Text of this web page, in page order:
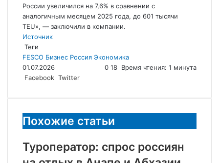
России увеличился на 7,6% в сравнении с
аналогичным месяцем 2025 года, до 601 тысячи
TEU», — заключили в компании.
Источник
Теги
FESCO Бизнес Россия Экономика
01.07.2026
0 18 Время чтения: 1 минута
Facebook Twitter
электронную
Похожие статьи
Туроператор: спрос россиян